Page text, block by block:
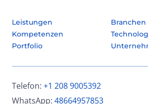
Leistungen
Branchen
Kompetenzen
Portfolio
Telefon: +1 208 9005392
WhatsApp: 48664957853